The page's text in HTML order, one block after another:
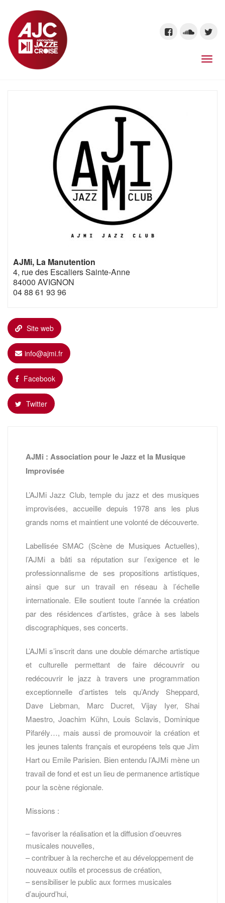
AJMi, La Manutention
4, rue des Escaliers Sainte-Anne
84000 AVIGNON
04 88 61 93 96
Site web
info@ajmi.fr
Facebook
Twitter
AJMi : Association pour le Jazz et la Musique
Improvisée
L’AJMi Jazz Club, temple du jazz et des musiques
improvisées, accueille depuis 1978 ans les plus
grands noms et maintient une volonté de découverte.
Labellisée SMAC (Scène de Musiques Actuelles),
l’AJMi a bâti sa réputation sur l’exigence et le
professionnalisme de ses propositions artistiques,
ainsi que sur un travail en réseau à l’échelle
internationale. Elle soutient toute l’année la création
par des résidences d’artistes, grâce à ses labels
discographiques, ses concerts.
L’AJMi s’inscrit dans une double démarche artistique
et culturelle permettant de faire découvrir ou
redécouvrir le jazz à travers une programmation
exceptionnelle d’artistes tels qu’Andy Sheppard,
Dave Liebman, Marc Ducret, Vijay Iyer, Shai
Maestro, Joachim Kühn, Louis Sclavis, Dominique
Pifarély…, mais aussi de promouvoir la création et
les jeunes talents français et européens tels que Jim
Hart ou Emile Parisien. Bien entendu l’AJMi mène un
travail de fond et est un lieu de permanence artistique
pour la scène régionale.
Missions :
– favoriser la réalisation et la diffusion d’oeuvres
musicales nouvelles,
– contribuer à la recherche et au développement de
nouveaux outils et processus de création,
– sensibiliser le public aux formes musicales
d’aujourd’hui,